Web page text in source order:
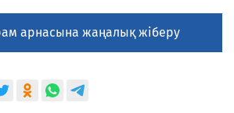
арнасына жаңалық жіберу